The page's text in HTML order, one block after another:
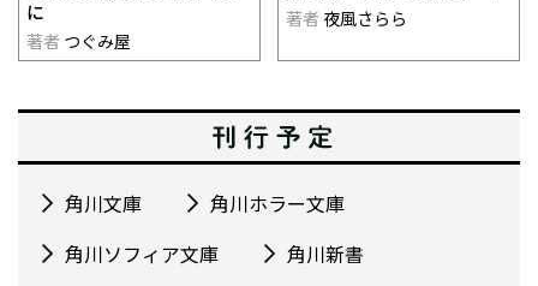
に
著者 つぐみ屋
著者 夜風さらら
角川文庫
角川ホラー文庫
角川ソフィア文庫
角川新書